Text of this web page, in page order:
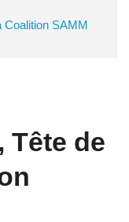
Coalition SAMM
Tête de